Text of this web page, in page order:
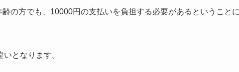
の方でも、10000円の支払いを負担する必要があるということ
となります。